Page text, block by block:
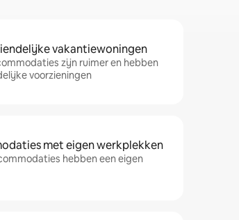
vakantiewoningen
zijn ruimer en hebben
voorzieningen
met eigen werkplekken
hebben een eigen